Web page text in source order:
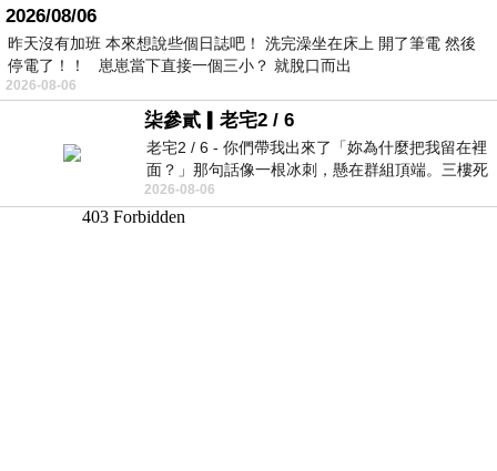
2026/08/06
昨天沒有加班 本來想說些個日誌吧！ 洗完澡坐在床上 開了筆電 然後
停電了！！ 崽崽當下直接一個三小？ 就脫口而出
2026-08-06
柒參貳▎老宅2 / 6
老宅2 / 6 - 你們帶我出來了「妳為什麼把我留在裡
面？」那句話像一根冰刺，懸在群組頂端。三樓死
死盯著照片裡的人。那個人確實站在
2026-08-06